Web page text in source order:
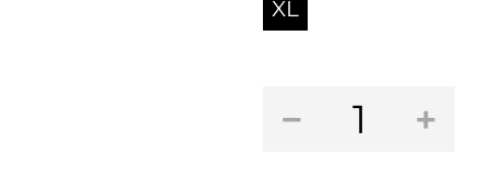
XL
−
FOX
+